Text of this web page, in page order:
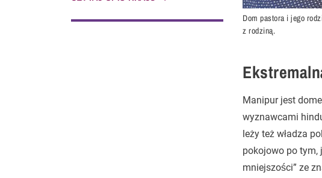
Dom pastora i jego
z rodziną.
Manipur jest
wyznawcami
leży też władza
pokojowo po tym,
mniejszości” ze